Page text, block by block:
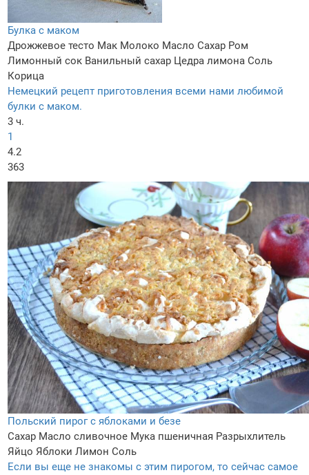
Булка с маком
Дрожжевое тесто Мак Молоко Масло Сахар Ром
Лимонный сок Ванильный сахар Цедра лимона Соль
Корица
Немецкий рецепт приготовления всеми нами любимой
булки с маком.
3 ч.
1
4.2
363
Польский пирог с яблоками и безе
Сахар Масло сливочное Мука пшеничная Разрыхлитель
Яйцо Яблоки Лимон Соль
Если вы еще не знакомы с этим пирогом, то сейчас самое